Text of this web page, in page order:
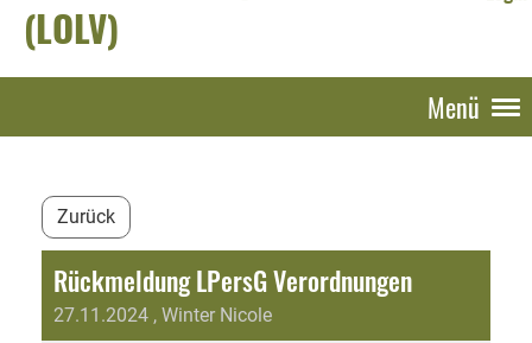
(LOLV)
Menü
Zurück
Rückmeldung LPersG Verordnungen
27.11.2024 , Winter Nicole